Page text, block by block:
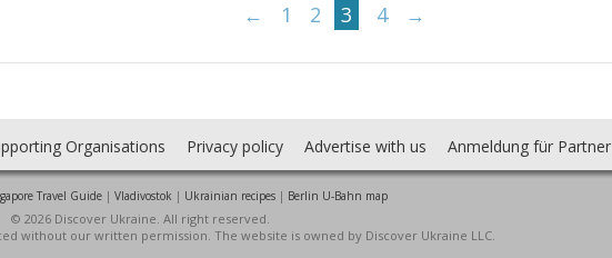
← 1 2 3 4 →
Organisations Privacy policy Advertise with us Anmeldung für Partner
Travel Guide| Vladivostok | Ukrainian recipes| Berlin U-Bahn map
© 2026 Discover Ukraine. All right reserved.
without our written permission. The website is owned by Discover Ukraine LLC.